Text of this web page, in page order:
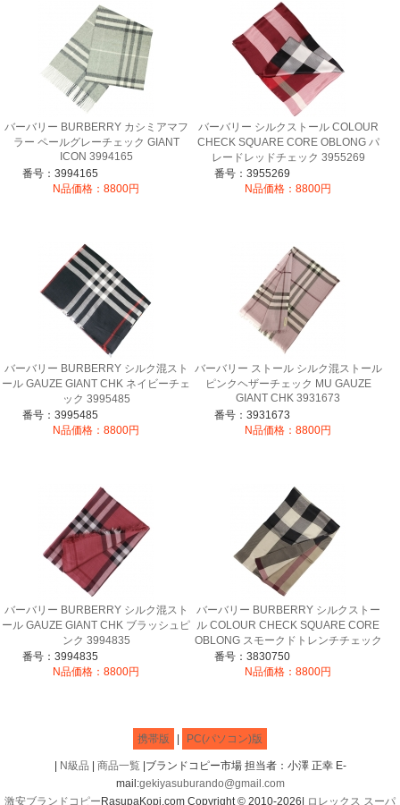
バーバリー BURBERRY カシミアマフ
ラー ペールグレーチェック GIANT
ICON 3994165
番号：3994165
N品価格：8800円
バーバリー シルクストール COLOUR
CHECK SQUARE CORE OBLONG パ
レードレッドチェック 3955269
番号：3955269
N品価格：8800円
バーバリー BURBERRY シルク混スト
ール GAUZE GIANT CHK ネイビーチェ
ック 3995485
番号：3995485
N品価格：8800円
バーバリー ストール シルク混ストール
ピンクヘザーチェック MU GAUZE
GIANT CHK 3931673
番号：3931673
N品価格：8800円
バーバリー BURBERRY シルク混スト
ール GAUZE GIANT CHK ブラッシュピ
ンク 3994835
番号：3994835
N品価格：8800円
バーバリー BURBERRY シルクストー
ル COLOUR CHECK SQUARE CORE
OBLONG スモークドトレンチチェック
3830750
番号：3830750
N品価格：8800円
携帯版 PC(パソコン)版
N級品 商品一覧|ブランドコピー市場 担当者：小澤 正幸 E-
mail:gekiyasuburando@gmail.com
激安ブランドコピー RasupaKopi.com Copyright © 2010-2026| ロレックス スーパ